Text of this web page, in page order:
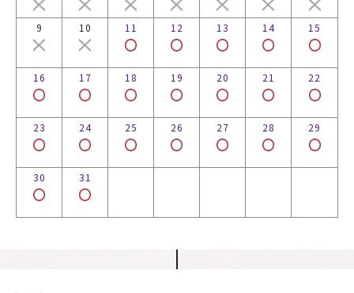
9 10 11 12 13 14 15
16 17 18 19 20 21 22
23 24 25 26 27 28 29
30 31